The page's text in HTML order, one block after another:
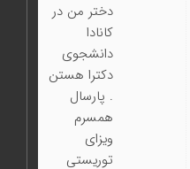
دختر من در
کانادا
دانشجوی
دکترا هستن
. پارسال
همسرم
ویزای
توریستی